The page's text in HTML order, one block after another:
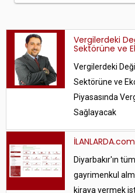
Vergilerdeki
Sektörüne ve
Vergilerdeki
Sektörüne ve
Piyasasında
Sağlayacak
Diyarbakır'ın
gayrimenkul
kiraya vermek